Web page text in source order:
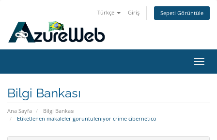
Türkçe Giriş Sepeti Görüntüle
Bilgi Bankası
Ana Sayfa
Bilgi Bankası
Etiketlenen makaleler görüntüleniyor crime cibernetico